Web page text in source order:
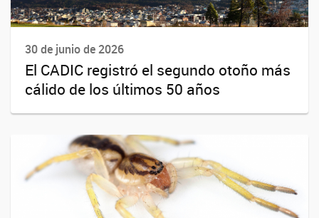
30 de junio de 2026
El CADIC registró el segundo otoño más
cálido de los últimos 50 años